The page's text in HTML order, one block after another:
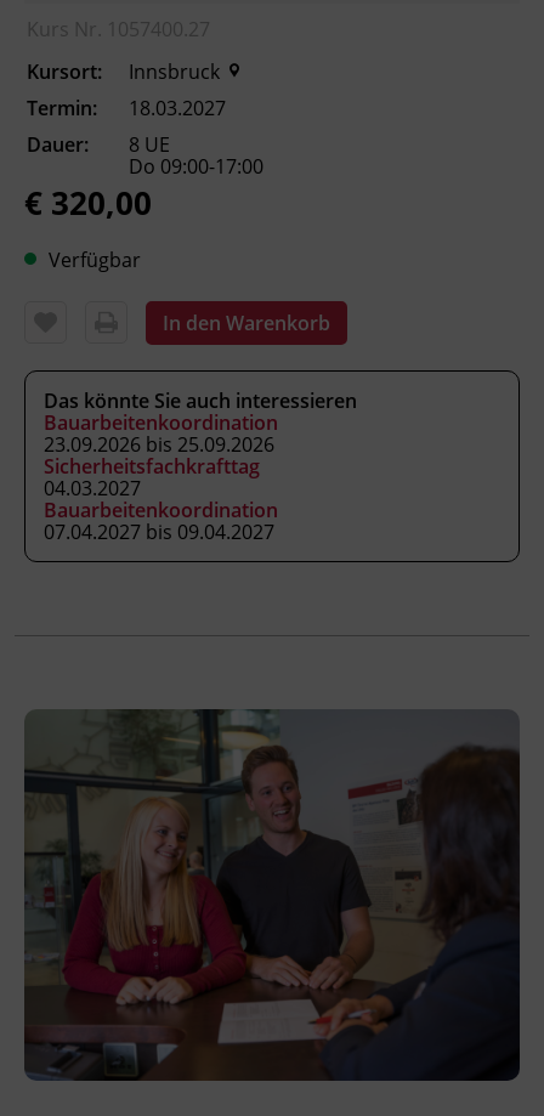
Leitung
Abschluss
Kursbesuchsbestätigung
Firmenpackage: Ab der dritten
Veranstaltungsort
Messe Innsbruck
Ing.-Etzel-Straße
6020 Innsbruck
Kurs Nr. 1057400.27
Kursort:
Innsbruck
Termin:
18.03.2027
Dauer:
8 UE
Do 09:00-17:00
€ 320,00
Verfügbar
In den Warenkorb
Das könnte Sie auch interessieren
Bauarbeitenkoordination
23.09.2026 bis 25.09.2026
Sicherheitsfachkrafttag
04.03.2027
Bauarbeitenkoordination
07.04.2027 bis 09.04.2027